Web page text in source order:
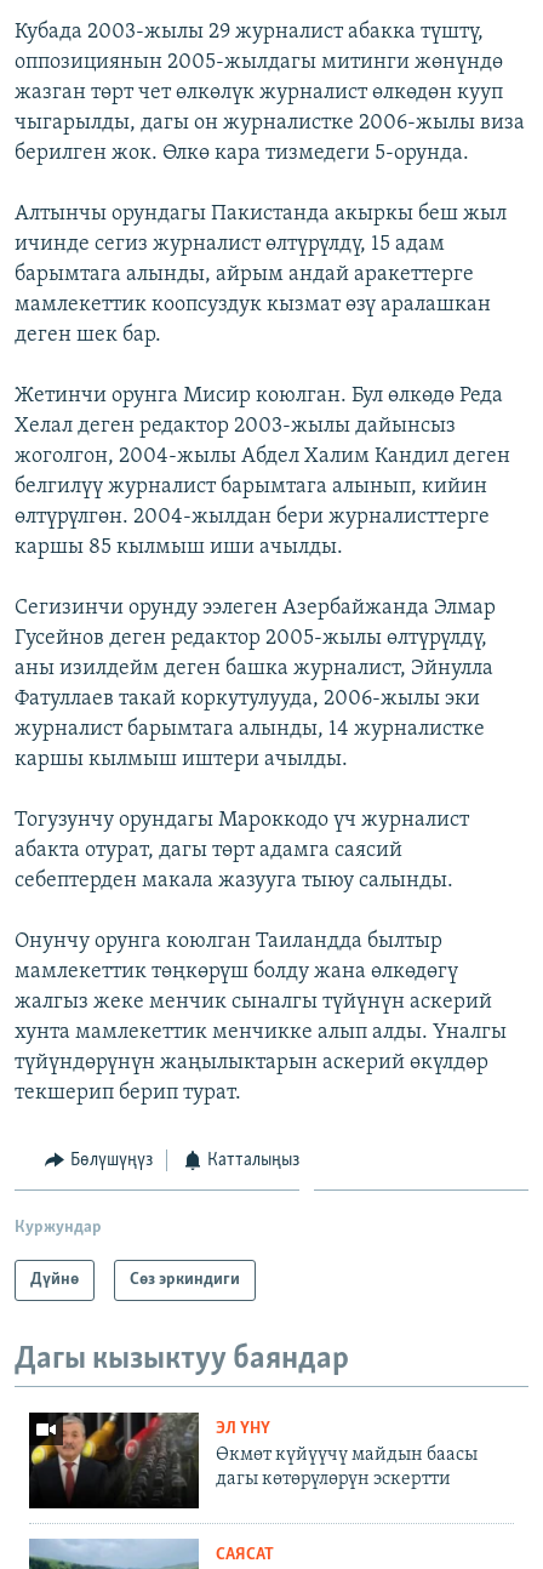
Кубада 2003-жылы 29 журналист абакка түштү,
оппозициянын 2005-жылдагы митинги жөнүндө
жазган төрт чет өлкөлүк журналист өлкөдөн кууп
чыгарылды, дагы он журналистке 2006-жылы виза
берилген жок. Өлкө кара тизмедеги 5-орунда.
Алтынчы орундагы Пакистанда акыркы беш жыл
ичинде сегиз журналист өлтүрүлдү, 15 адам
барымтага алынды, айрым андай аракеттерге
мамлекеттик коопсуздук кызмат өзү аралашкан
деген шек бар.
Жетинчи орунга Мисир коюлган. Бул өлкөдө Реда
Хелал деген редактор 2003-жылы дайынсыз
жоголгон, 2004-жылы Абдел Халим Кандил деген
белгилүү журналист барымтага алынып, кийин
өлтүрүлгөн. 2004-жылдан бери журналисттерге
каршы 85 кылмыш иши ачылды.
Сегизинчи орунду ээлеген Азербайжанда Элмар
Гусейнов деген редактор 2005-жылы өлтүрүлдү,
аны изилдейм деген башка журналист, Эйнулла
Фатуллаев такай коркутулууда, 2006-жылы эки
журналист барымтага алынды, 14 журналистке
каршы кылмыш иштери ачылды.
Тогузунчу орундагы Мароккодо үч журналист
абакта отурат, дагы төрт адамга саясий
себептерден макала жазууга тыюу салынды.
Онунчу орунга коюлган Таиландда былтыр
мамлекеттик төңкөрүш болду жана өлкөдөгү
жалгыз жеке менчик сыналгы түйүнүн аскерий
хунта мамлекеттик менчикке алып алды. Үналгы
түйүндөрүнүн жаңылыктарын аскерий өкүлдөр
текшерип берип турат.
Бөлүшүңүз Катталыңыз
Куржундар
Дүйнө Сөз эркиндиги
Дагы кызыктуу баяндар
ЭЛ ҮНҮ
Өкмөт күйүүчү майдын баасы
дагы көтөрүлөрүн эскертти
САЯСАТ